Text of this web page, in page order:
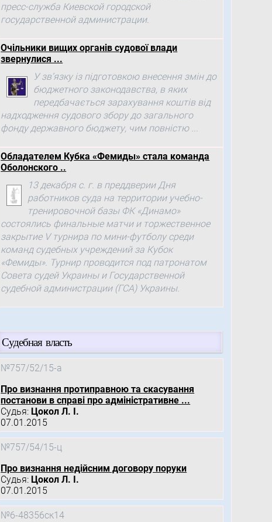
пресс-служба Киевской городской
государственной администрации.
Очільники вищих органів судової влади
звернулися ...
У зв’язку із підготовкою внесення змін до
бюджетного законодавства, в яких
передбачається зарахування коштів від
надходження судового збору до загального
фонду державного бюджету, чим повністю ...
Обладателем Кубка «Фемиды» стала команда
Оболонского ..
13 декабря с. г. в преддверии Дня
работников суда на территории учебно-
тренировочной базы ФК «Динамо»
состоялись финальные матчи и торжественное
закрытие V турнира по мини-футболу среди
команд судебных учреждений за Кубок
«Фемиды». Турнир проводится под патронатом
Совета судей Украины и Государственной
судебной администрации (ГСА) Украины.
Судебная власть
№757/52/15-а
Про визнання протиправною та скасування
постанови в справі про адміністративне ...
Судья: Цокол Л. І.
07.01.2015
№757/54/15-ц
Про визнання недійсним договору поруки
Судья: Цокол Л. І.
07.01.2015
№6-48356ск14